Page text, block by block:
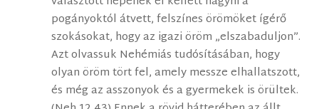
pogányoktól átvett, felszínes örömöket ígérő
szokásokat, hogy az igazi öröm „elszabaduljon”.
Azt olvassuk Nehémiás tudósításában, hogy
olyan öröm tört fel, amely messze elhallatszott,
és még az asszonyok és a gyermekek is örültek.